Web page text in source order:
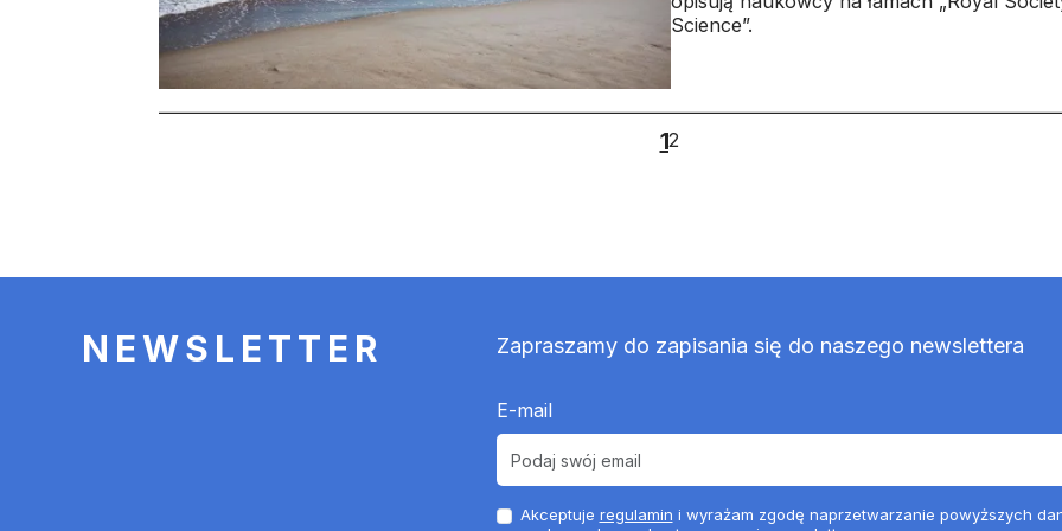
Science”.
12
NEWSLETTER Zapraszamy do zapisania się do naszego newslettera
E-mail
Akceptuje regulamin i wyrażam zgodę naprzetwarzanie powyższych